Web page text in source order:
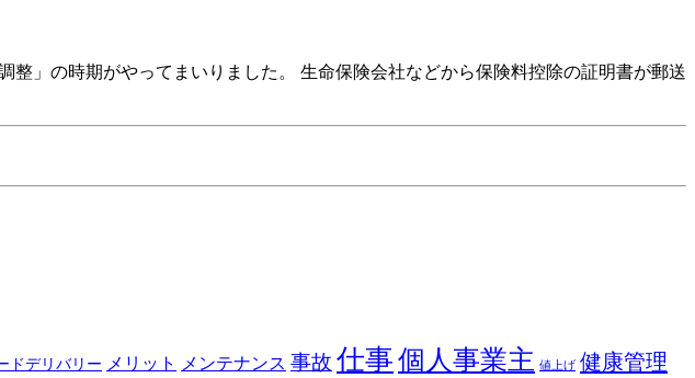
」の時期がやってまいりました。 生命保険会社などから保険料控除の証明書が郵送
ドデリバリー メリット メンテナンス 事故 仕事個人事業主 値上げ 健康管理